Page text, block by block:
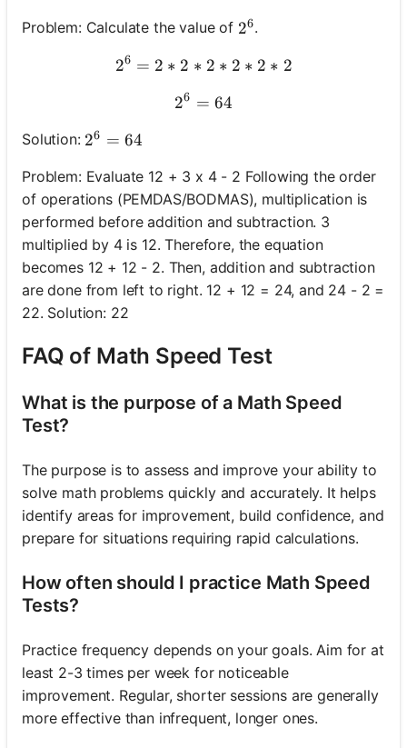
Problem: Calculate the value of 2^6
26.
2^6 = 2 * 2 * 2 * 2 * 2 * 2
26 = 2 ∗ 2 ∗ 2 ∗ 2 ∗ 2 ∗ 2
2^6 = 64
26 = 64
Solution: 2^6 = 64
26 = 64
Problem: Evaluate 12 + 3 x 4 - 2 Following the order
of operations (PEMDAS/BODMAS), multiplication is
performed before addition and subtraction. 3
multiplied by 4 is 12. Therefore, the equation
becomes 12 + 12 - 2. Then, addition and subtraction
are done from left to right. 12 + 12 = 24, and 24 - 2 =
22. Solution: 22
FAQ of Math Speed Test
What is the purpose of a Math Speed
Test?
The purpose is to assess and improve your ability to
solve math problems quickly and accurately. It helps
identify areas for improvement, build confidence, and
prepare for situations requiring rapid calculations.
How often should I practice Math Speed
Tests?
Practice frequency depends on your goals. Aim for at
least 2-3 times per week for noticeable
improvement. Regular, shorter sessions are generally
more effective than infrequent, longer ones.